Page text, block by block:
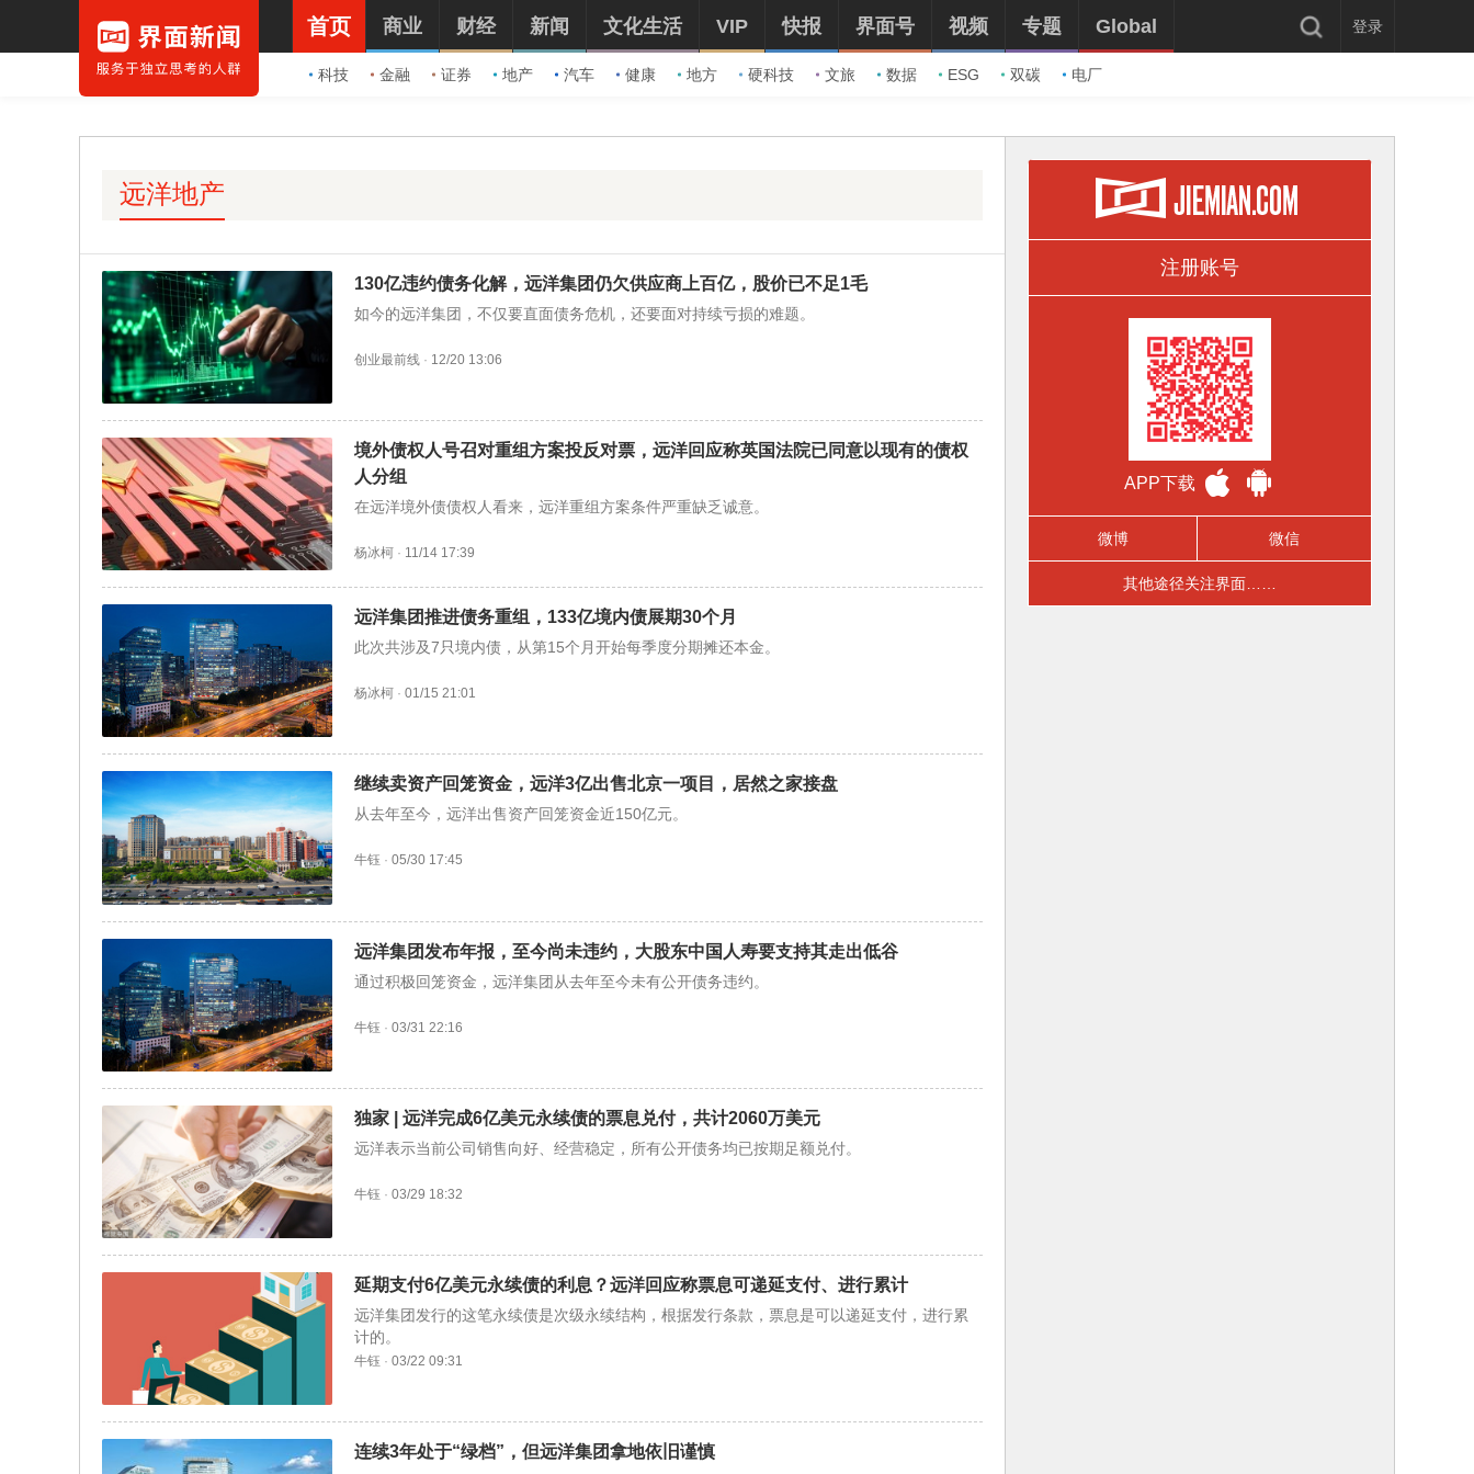
首页
科技 金融 证券 地产 汽车 健康 地方 硬科技 文旅 数据 ESG 双碳 电厂
商业 财经 新闻 文化生活 VIP 快报 界面号 视频 专题 Global 登录
远洋地产
130亿违约债务化解，远洋集团仍欠供应商上百亿，股价已不足1毛
如今的远洋集团，不仅要直面债务危机，还要面对持续亏损的难题。
创业最前线 · 12/20 13:06
境外债权人号召对重组方案投反对票，远洋回应称英国法院已同意以现有的债权
人分组
在远洋境外债债权人看来，远洋重组方案条件严重缺乏诚意。
杨冰柯 · 11/14 17:39
远洋集团推进债务重组，133亿境内债展期30个月
此次共涉及7只境内债，从第15个月开始每季度分期摊还本金。
杨冰柯 · 01/15 21:01
继续卖资产回笼资金，远洋3亿出售北京一项目，居然之家接盘
从去年至今，远洋出售资产回笼资金近150亿元。
牛钰 · 05/30 17:45
远洋集团发布年报，至今尚未违约，大股东中国人寿要支持其走出低谷
通过积极回笼资金，远洋集团从去年至今未有公开债务违约。
牛钰 · 03/31 22:16
独家 | 远洋完成6亿美元永续债的票息兑付，共计2060万美元
远洋表示当前公司销售向好、经营稳定，所有公开债务均已按期足额兑付。
牛钰 · 03/29 18:32
延期支付6亿美元永续债的利息？远洋回应称票息可递延支付、进行累计
远洋集团发行的这笔永续债是次级永续结构，根据发行条款，票息是可以递延支付，进行累
计的。
牛钰 · 03/22 09:31
连续3年处于“绿档”，但远洋集团拿地依旧谨慎
注册账号
APP下载
微博 微信
其他途径关注界面……